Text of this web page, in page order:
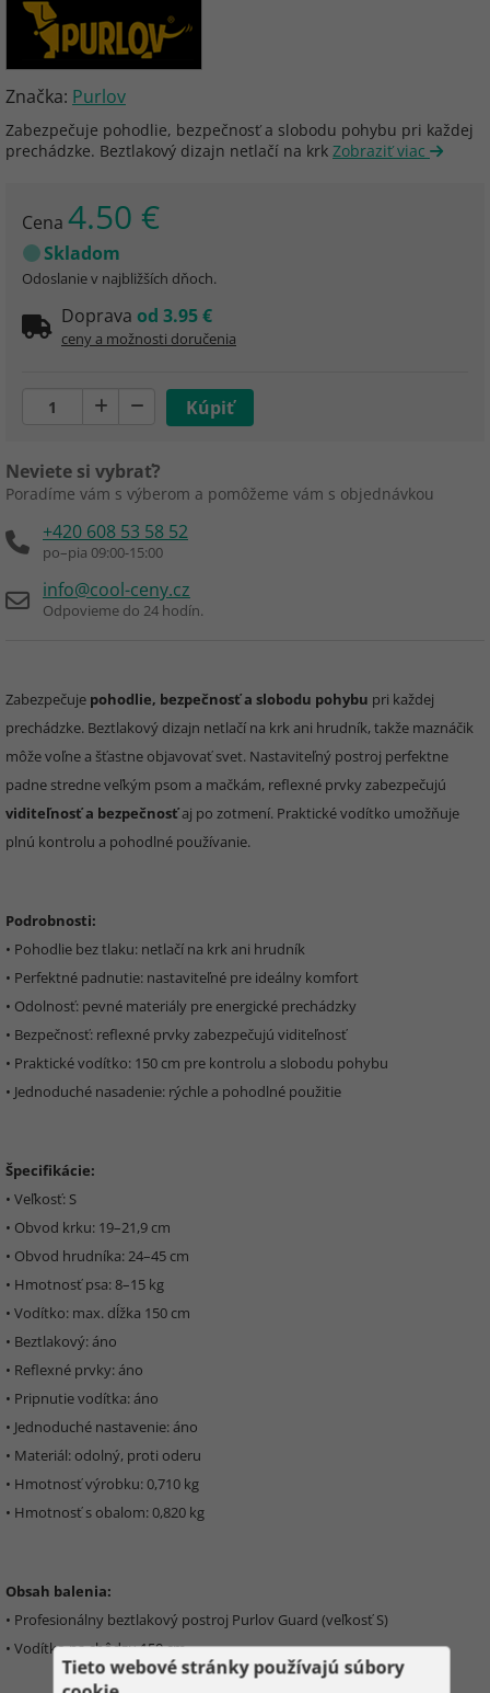
Značka: Purlov
Zabezpečuje pohodlie, bezpečnosť a slobodu pohybu pri každej
prechádzke. Beztlakový dizajn netlačí na krk Zobraziť viac
Cena 4.50 €
Skladom
Odoslanie v najbližších dňoch.
Doprava od 3.95 €
ceny a možnosti doručenia
Neviete si vybrať?
Poradíme vám s výberom a pomôžeme vám s objednávkou
+420 608 53 58 52
po–pia 09:00-15:00
info@cool-ceny.cz
Odpovieme do 24 hodín.
Zabezpečuje pohodlie, bezpečnosť a slobodu pohybu pri každej
prechádzke. Beztlakový dizajn netlačí na krk ani hrudník, takže maznáčik
môže voľne a šťastne objavovať svet. Nastaviteľný postroj perfektne
padne stredne veľkým psom a mačkám, reflexné prvky zabezpečujú
viditeľnosť a bezpečnosťaj po zotmení. Praktické vodítko umožňuje
plnú kontrolu a pohodlné používanie.
Podrobnosti:
• Pohodlie bez tlaku: netlačí na krk ani hrudník
• Perfektné padnutie: nastaviteľné pre ideálny komfort
• Odolnosť: pevné materiály pre energické prechádzky
• Bezpečnosť: reflexné prvky zabezpečujú viditeľnosť
• Praktické vodítko: 150 cm pre kontrolu a slobodu pohybu
• Jednoduché nasadenie: rýchle a pohodlné použitie
Špecifikácie:
• Veľkosť: S
• Obvod krku: 19–21,9 cm
• Obvod hrudníka: 24–45 cm
• Hmotnosť psa: 8–15 kg
• Vodítko: max. dĺžka 150 cm
• Beztlakový: áno
• Reflexné prvky: áno
• Pripnutie vodítka: áno
• Jednoduché nastavenie: áno
• Materiál: odolný, proti oderu
• Hmotnosť výrobku: 0,710 kg
• Hmotnosť s obalom: 0,820 kg
Obsah balenia:
• Profesionálny beztlakový postroj Purlov Guard (veľkosť S)
• Vodítko na chôdzu 150 cm
Tieto webové stránky používajú súbory